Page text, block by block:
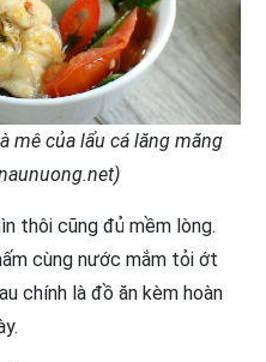
mê của lẩu cá lăng măng
thôi cũng đủ mềm lòng.
cùng nước mắm tỏi ớt
chính là đồ ăn kèm hoàn